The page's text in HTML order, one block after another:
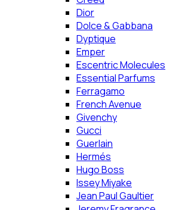
Dior
Dolce & Gabbana
Dyptique
Emper
Escentric Molecules
Essential Parfums
Ferragamo
French Avenue
Givenchy
Gucci
Guerlain
Hermés
Hugo Boss
Issey Miyake
Jean Paul Gaultier